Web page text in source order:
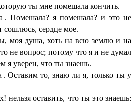
ты мне помешала кончить.
Помешала? я помешала? и это не
сошлюсь, сердце мое.
моя душа, хоть на всю землю и на
не вопрос; потому что я и не думал
я уверен, что ты знаешь.
Оставим то, знаю ли я, только ты у
нельзя оставить, что ты это знаешь: